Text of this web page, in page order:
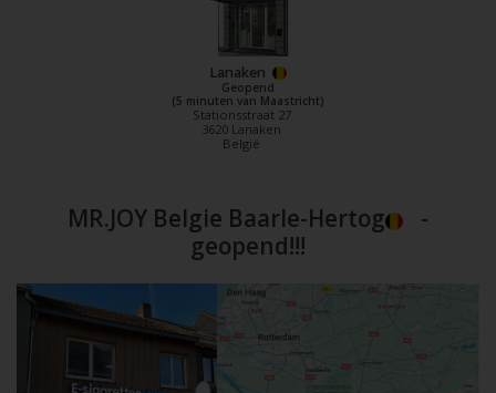
Lanaken
Geopend
(5 minuten van Maastricht)
Stationsstraat 27
3620 Lanaken
België
MR.JOY Belgie Baarle-Hertog
-
geopend!!!